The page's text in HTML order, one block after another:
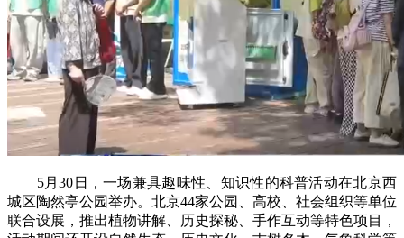
5月30日，一场兼具趣味性、知识性的科普活动在北京西
城区陶然亭公园举办。北京44家公园、高校、社会组织等单位
联合设展，推出植物讲解、历史探秘、手作互动等特色项目，